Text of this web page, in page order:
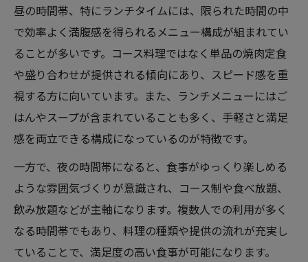
昼の時間帯、特にランチタイムには、限られた時間の中
で効率よく満腹感を得られるメニュー構成が組まれてい
ることが多いです。コース料理ではなく単品の焼肉定食
や盛り合わせが提供される傾向にあり、スピード感を重
視する方に向いています。また、ランチメニューにはご
はんやスープが含まれていることも多く、手軽さと満足
感を両立できる構成になっているのが特徴です。
一方で、夜の時間帯になると、食事がゆっくり楽しめる
ような雰囲気づくりが意識され、コース制や食べ放題、
飲み放題などが主軸になります。複数人での利用が多く
なる時間帯でもあり、料理の種類や提供の流れが充実し
ていることで、満足度の高い食事が可能になります。